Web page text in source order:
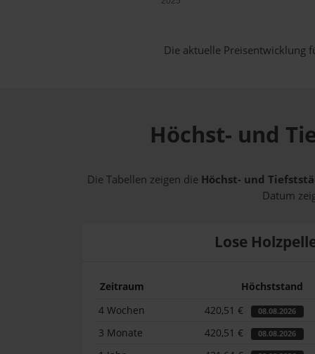
Die aktuelle Preisentwicklung
Höchst- und
Die Tabellen zeigen die Höchst- und
Datum
Lose
Zeitraum Höchststand
4 Wochen
420,51 € 08.08.2026
3 Monate 420,51 € 08.08.2026